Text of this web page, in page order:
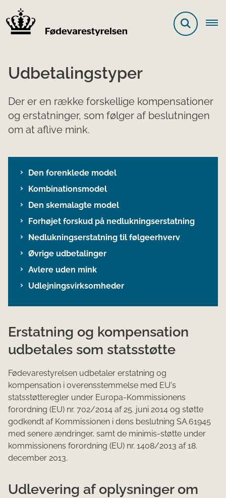
Udbetalingstyper
Der er en række forskellige kompensationer
og erstatninger, som følger af beslutningen
om at aflive mink.
Den forenklede model
Kombinationsmodel
Den skemalagte model
Forhøjet forskud på nedlukningserstatning
Nedlukningserstatning til følgeerhverv
Øvrige udbetalinger
Avlere uden mink
Udlejningsvirksomheder
Erstatning og kompensation
udbetales som statsstøtte
Fødevarestyrelsen udbetaler erstatning og
kompensation i overensstemmelse med EU's
statsstøtteregler under Europa-Kommissionens
forordning (EU) nr. 702/2014 af 25. juni 2014 og støtte
godkendt af Kommissionen i dens beslutning SA.61945
med senere ændringer, samt de minimis-støtte under
kommissionens forordning (EU) nr. 1408/2013 af 18.
december 2013.
Udlevering af oplysninger om